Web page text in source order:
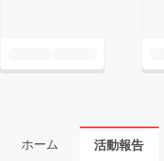
ホーム 活動報告